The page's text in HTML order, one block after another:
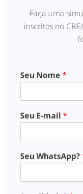
Faça uma
inscritos no
Seu Nome *
Seu E-mail *
Seu WhatsApp?